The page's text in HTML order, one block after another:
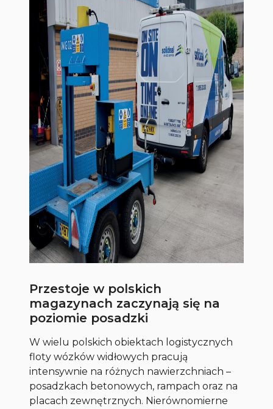
Przestoje w polskich
magazynach zaczynają się na
poziomie posadzki
W wielu polskich obiektach logistycznych
floty wózków widłowych pracują
intensywnie na różnych nawierzchniach –
posadzkach betonowych, rampach oraz na
placach zewnętrznych. Nierównomierne